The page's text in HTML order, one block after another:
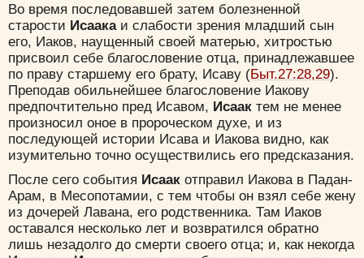
Во время последовавшей затем болезненной
старости Исаакаи слабости зрения младший сын
его, Иаков, наущенный своей матерью, хитростью
присвоил себе благословение отца, принадлежавшее
по праву старшему его брату, Исаву (Быт.27:28,29).
Преподав обильнейшее благословение Иакову
предпочтительно пред Исавом, Исаак тем не менее
произносил оное в пророческом духе, и из
последующей истории Исава и Иакова видно, как
изумительно точно осуществились его предсказания.
После сего события Исаак отправил Иакова в Падан-
Арам, в Месопотамии, с тем чтобы он взял себе жену
из дочерей Лавана, его родственника. Там Иаков
оставался несколько лет и возвратился обратно
лишь незадолго до смерти своего отца; и, как некогда